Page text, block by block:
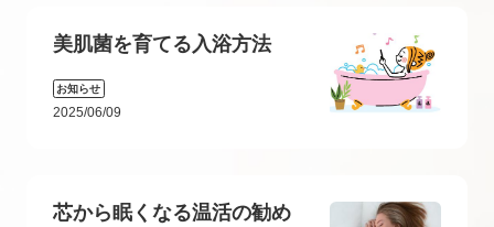
美肌菌を育てる入浴方法
お知らせ
2025/06/09
芯から眠くなる温活の勧め